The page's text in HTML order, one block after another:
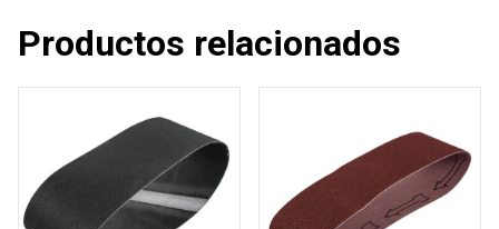
Productos relacionados